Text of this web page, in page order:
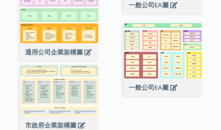
一般公司EA圖
通用公司企業架構圖
一般公司EA圖
市政府企業架構圖